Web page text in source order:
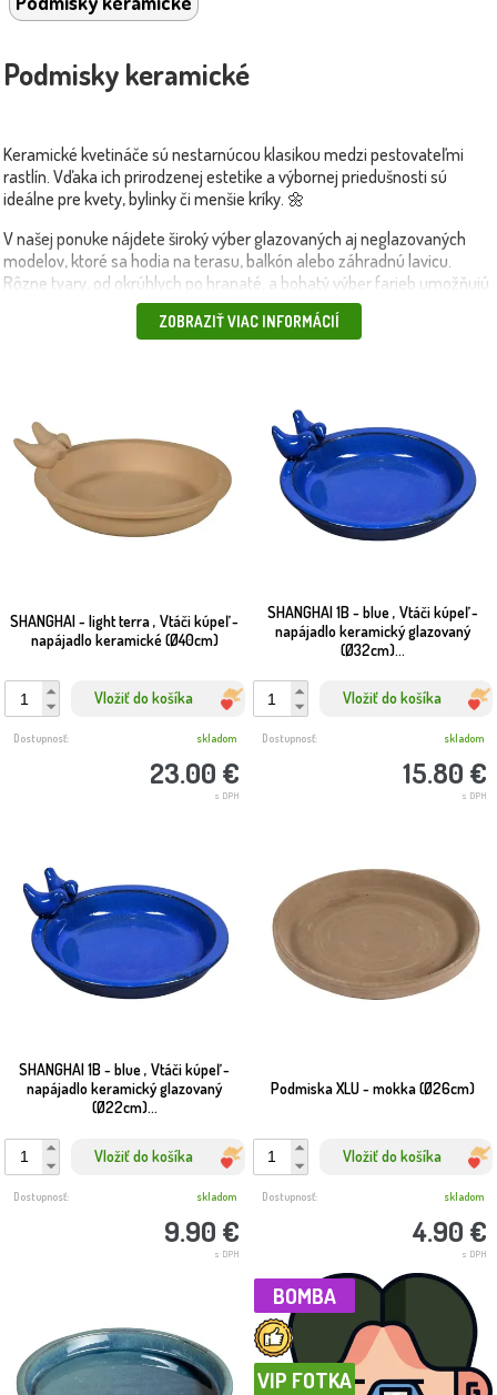
Podmisky keramické
Keramické kvetináče sú nestarnúcou klasikou medzi pestovateľmi
rastlín. Vďaka ich prirodzenej estetike a výbornej priedušnosti sú
ideálne pre kvety, bylinky či menšie kríky. 🌼
V našej ponuke nájdete široký výber glazovaných aj neglazovaných
modelov, ktoré sa hodia na terasu, balkón alebo záhradnú lavicu.
Rôzne tvary, od okrúhlych po hranaté, a bohatý výber farieb umožňujú
dokonalé zladiť kvetináče s vaším štýlom.
Keramické kvetináče sú skvelou voľbou pre rastliny, ktoré vyžadujú
💡 Tip: Použite keramický kvetináč na pestovanie aromatických
byliniek ako bazalka či tymian priamo na kuchynskom okne alebo
terase.
📦 Produkty doručíme rýchlo a bezpečne – vlastnou dopravou alebo
ZOBRAZIŤ VIAC INFORMÁCIÍ
SHANGHAI - light terra , Vtáči kúpeľ -
napájadlo keramické (Ø40cm)
Vložiť do košíka
23.00 €
s DPH
Dostupnosť: skladom
SHANGHAI 1B - blue , Vtáči kúpeľ -
napájadlo keramický glazovaný
(Ø32cm)...
Vložiť do košíka
15.80 €
s DPH
Dostupnosť: skladom
SHANGHAI 1B - blue , Vtáči kúpeľ -
napájadlo keramický glazovaný
(Ø22cm)...
Vložiť do košíka
9.90 €
s DPH
Dostupnosť: skladom
Podmiska XLU - mokka (Ø26cm)
Vložiť do košíka
4.90 €
s DPH
Dostupnosť: skladom
BOMBA
VIP FOTKA